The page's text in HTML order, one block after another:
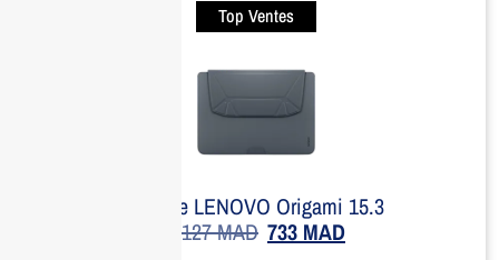
Top Ventes
Housse LENOVO Origami 15.3
1,127MAD 733 MAD